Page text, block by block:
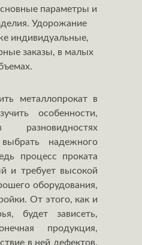
параметры и
Удорожание
индивидуальные,
заказы, в малых
металлопрокат в
особенности,
разновидностях
надежного
процесс проката
и требует высокой
оборудования,
От этого, как и
будет зависеть,
продукция,
в ней дефектов.